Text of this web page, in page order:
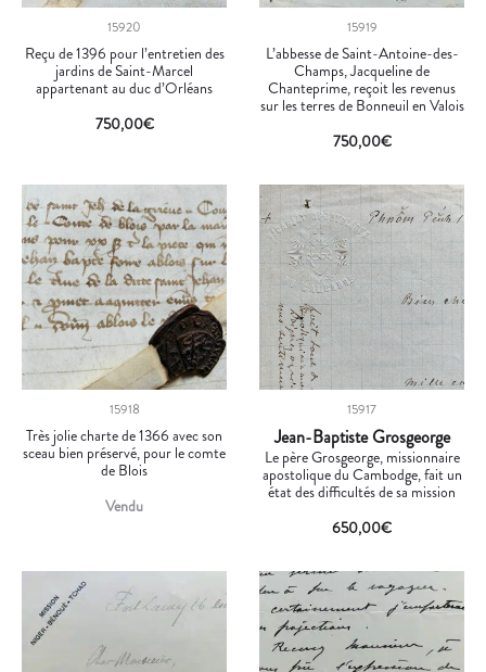
15920
Reçu de 1396 pour l’entretien des
jardins de Saint-Marcel
appartenant au duc d’Orléans
750,00€
15919
L’abbesse de Saint-Antoine-des-
Champs, Jacqueline de
Chanteprime, reçoit les revenus
sur les terres de Bonneuil en Valois
750,00€
15918
Très jolie charte de 1366 avec son
sceau bien préservé, pour le comte
de Blois
Vendu
15917
Jean-Baptiste Grosgeorge
Le père Grosgeorge, missionnaire
apostolique du Cambodge, fait un
état des difficultés de sa mission
650,00€